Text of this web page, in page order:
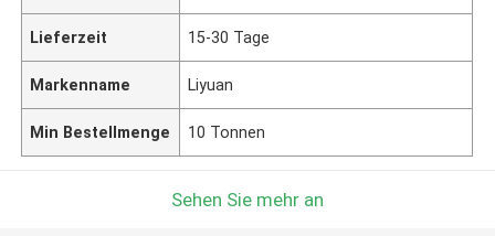
Lieferzeit 15-30 Tage
Markenname Liyuan
Min Bestellmenge 10 Tonnen
Sehen Sie mehr an